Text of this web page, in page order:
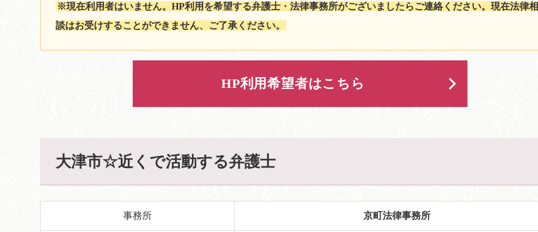
※現在利用者はいません。HP利用を希望する弁護士・法律事務所がございましたらご連絡ください。現在法律相
談はお受けすることができません、ご了承ください。
HP利用希望者はこちら
大津市☆近くで活動する弁護士
事務所 京町法律事務所